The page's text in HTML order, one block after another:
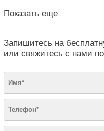
Показать еще
Запишитесь на
или свяжитесь с нами